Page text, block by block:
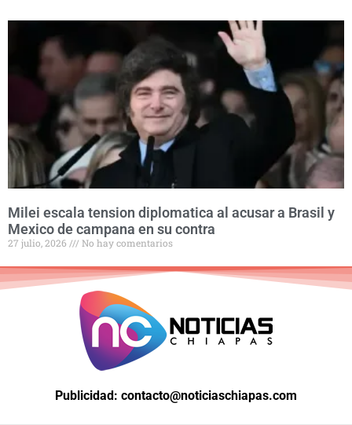
Milei escala tension diplomatica al acusar a Brasil y
Mexico de campana en su contra
27 julio, 2026 No hay comentarios
Publicidad: contacto@noticiaschiapas.com